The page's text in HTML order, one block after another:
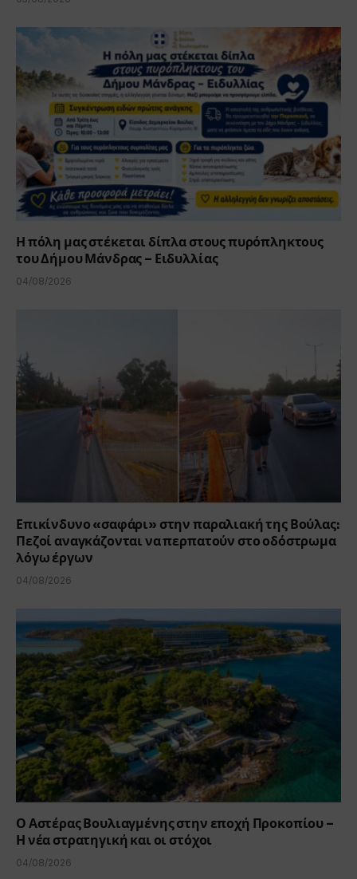
Η πόλη μας στέκεται δίπλα στους πυρόπληκτους
του Δήμου Μάνδρας – Ειδυλλίας
04/08/2026
Επικίνδυνο «σαφάρι» στην παραλιακή της Βούλας:
Πεζοί αναγκάζονται να περπατούν στο οδόστρωμα
λόγω έργων
04/08/2026
Ο Αστέρας Βουλιαγμένης στην εποχή Προκοπίου –
Η νέα στρατηγική και οι στόχοι
04/08/2026